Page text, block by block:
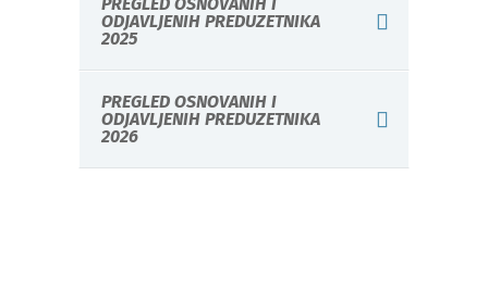
ODJAVLJENIH PREDUZETNIKA
2025
PREGLED OSNOVANIH I
ODJAVLJENIH PREDUZETNIKA
2026